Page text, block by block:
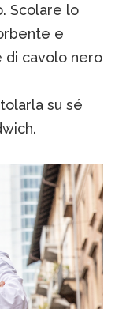
Scolare lo
e
di cavolo nero
su sé